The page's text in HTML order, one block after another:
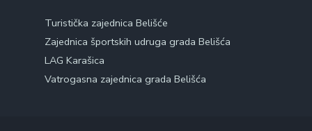
Turistička zajednica Belišće
Zajednica športskih udruga grada Belišća
LAG Karašica
Vatrogasna zajednica grada Belišća